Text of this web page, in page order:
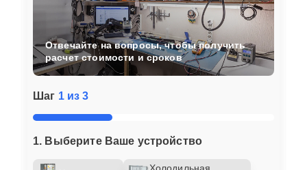
Шаг 1 из 3
1. Выберите Ваше устройство
Отвечайте на вопросы, чтобы получить
расчет стоимости и сроков